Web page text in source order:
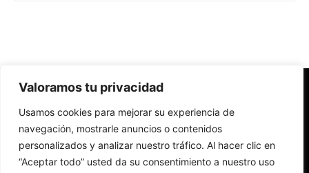
Valoramos tu privacidad
Usamos cookies para mejorar su experiencia de
navegación, mostrarle anuncios o contenidos
personalizados y analizar nuestro tráfico. Al hacer clic en
“Aceptar todo” usted da su consentimiento a nuestro uso
Redes Cristianas
Una mirada alternativa sobre la Iglesia católica y la sociedad
- Colectivos de Redes Cristianas